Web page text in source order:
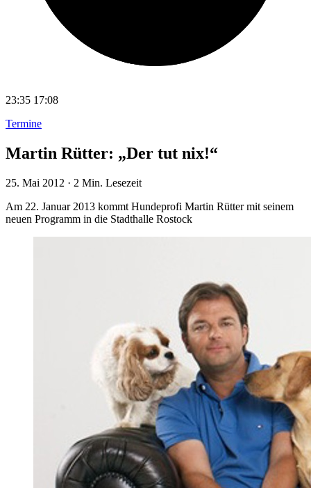
23:35 17:08
Termine
Martin Rütter: „Der tut nix!“
25. Mai 2012 · 2 Min. Lesezeit
Am 22. Januar 2013 kommt Hundeprofi Martin Rütter mit seinem
neuen Programm in die Stadthalle Rostock